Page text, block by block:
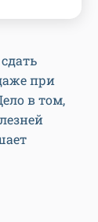
при
в том,